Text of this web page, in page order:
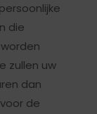
die
zullen uw
dan
de